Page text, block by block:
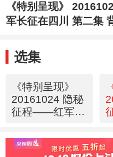
《特别呈现》
军长征在四川 第二集
选集
《特别呈现》
20161024 隐秘
征程——红军长
集 行走的草鞋